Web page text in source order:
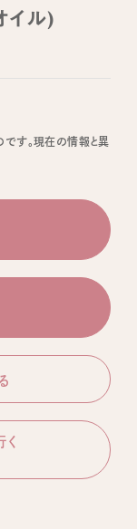
ル)
す。現在の情報と異
く